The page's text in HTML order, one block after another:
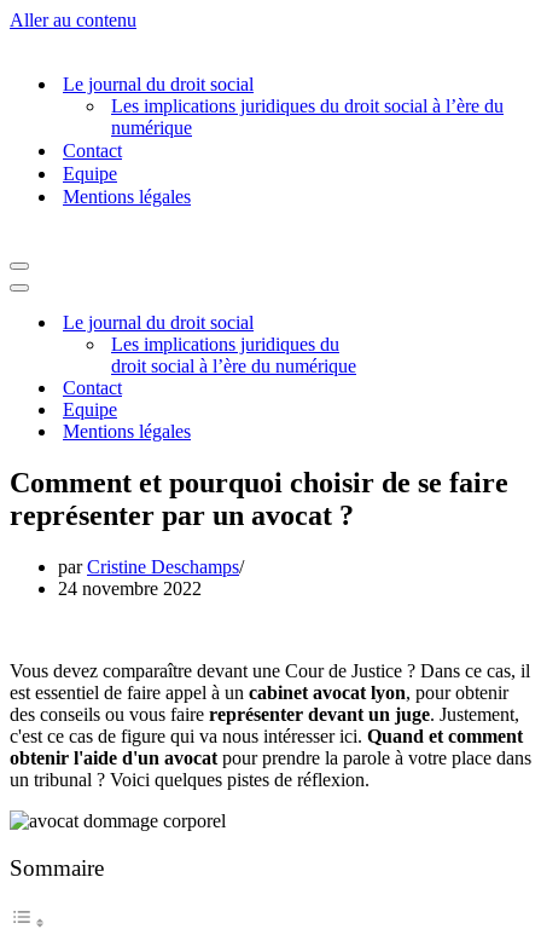
Aller au contenu
Le journal du droit social
Les implications juridiques du droit social à l’ère du
numérique
Contact
Equipe
Mentions légales
Menu
de
Menu
navigationLe journal du droit social
Les implications juridiques du
droit social à l’ère du numérique
Contact
Equipe
Mentions légales
Comment et pourquoi choisir de se faire
représenter par un avocat ?
parCristine Deschamps
24 novembre 2022
Vous devez comparaître devant une Cour de Justice ? Dans ce cas, il
est essentiel de faire appel à un cabinet avocat lyon, pour obtenir
des conseils ou vous faire représenter devant un juge. Justement,
c'est ce cas de figure qui va nous intéresser ici. Quand et comment
obtenir l'aide d'un avocat pour prendre la parole à votre place dans
un tribunal ? Voici quelques pistes de réflexion.
Sommaire